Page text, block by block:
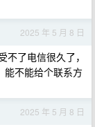
2025 年 5 月 8 日
了电信很久了，
能不能给个联系方
2025 年 5 月 8 日